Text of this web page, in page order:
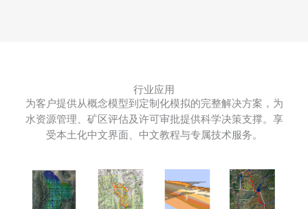
行业应用
为客户提供从概念模型到定制化模拟的完整解决方案，为
水资源管理、矿区评估及许可审批提供科学决策支撑。享
受本土化中文界面、中文教程与专属技术服务。